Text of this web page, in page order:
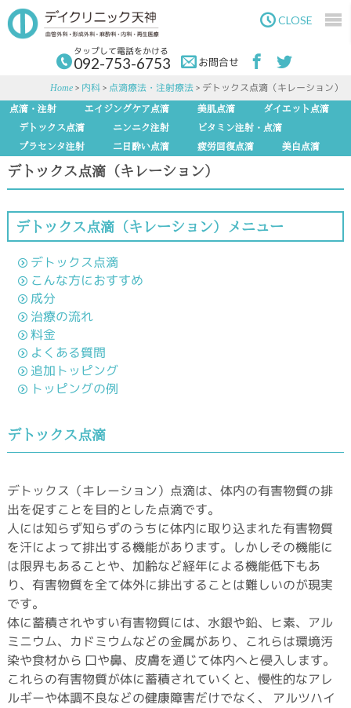
to
main
content
to
primary
sidebar
タップして電話をかける
092-753-6753 お問合せ
CLOSE
Home > 内科 > 点滴療法・注射療法 > デトックス点滴（キレーション）
デトックス点滴（キレーション）
デトックス点滴（キレーション）メニュー
デトックス点滴
こんな方におすすめ
成分
治療の流れ
料金
よくある質問
追加トッピング
トッピングの例
デトックス点滴
デトックス（キレーション）点滴は、体内の有害物質の排
出を促すことを目的とした点滴です。
人には知らず知らずのうちに体内に取り込まれた有害物質
を汗によって排出する機能があります。しかしその機能に
は限界もあることや、加齢など経年による機能低下もあ
り、有害物質を全て体外に排出することは難しいのが現実
です。
体に蓄積されやすい有害物質には、水銀や鉛、ヒ素、アル
ミニウム、カドミウムなどの金属があり、これらは環境汚
染や食材から 口や鼻、皮膚を通じて体内へと侵入します。
これらの有害物質が体に蓄積されていくと、慢性的なアレ
ルギーや体調不良などの健康障害だけでなく、 アルツハイ
点滴・注射 エイジングケア点滴 美肌点滴
ダイエット点滴
デトックス点滴
ニンニク注射
ビタミン注射・点滴
プラセンタ注射
二日酔い点滴 疲労回復点滴 美白点滴